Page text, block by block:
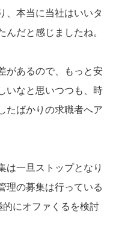
、本当に当社はいいタ
だと感じましたね。
があるので、もっと安
いなと思いつつも、時
たばかりの求職者へア
は一旦ストップとなり
理の募集は行っている
にオファくるを検討